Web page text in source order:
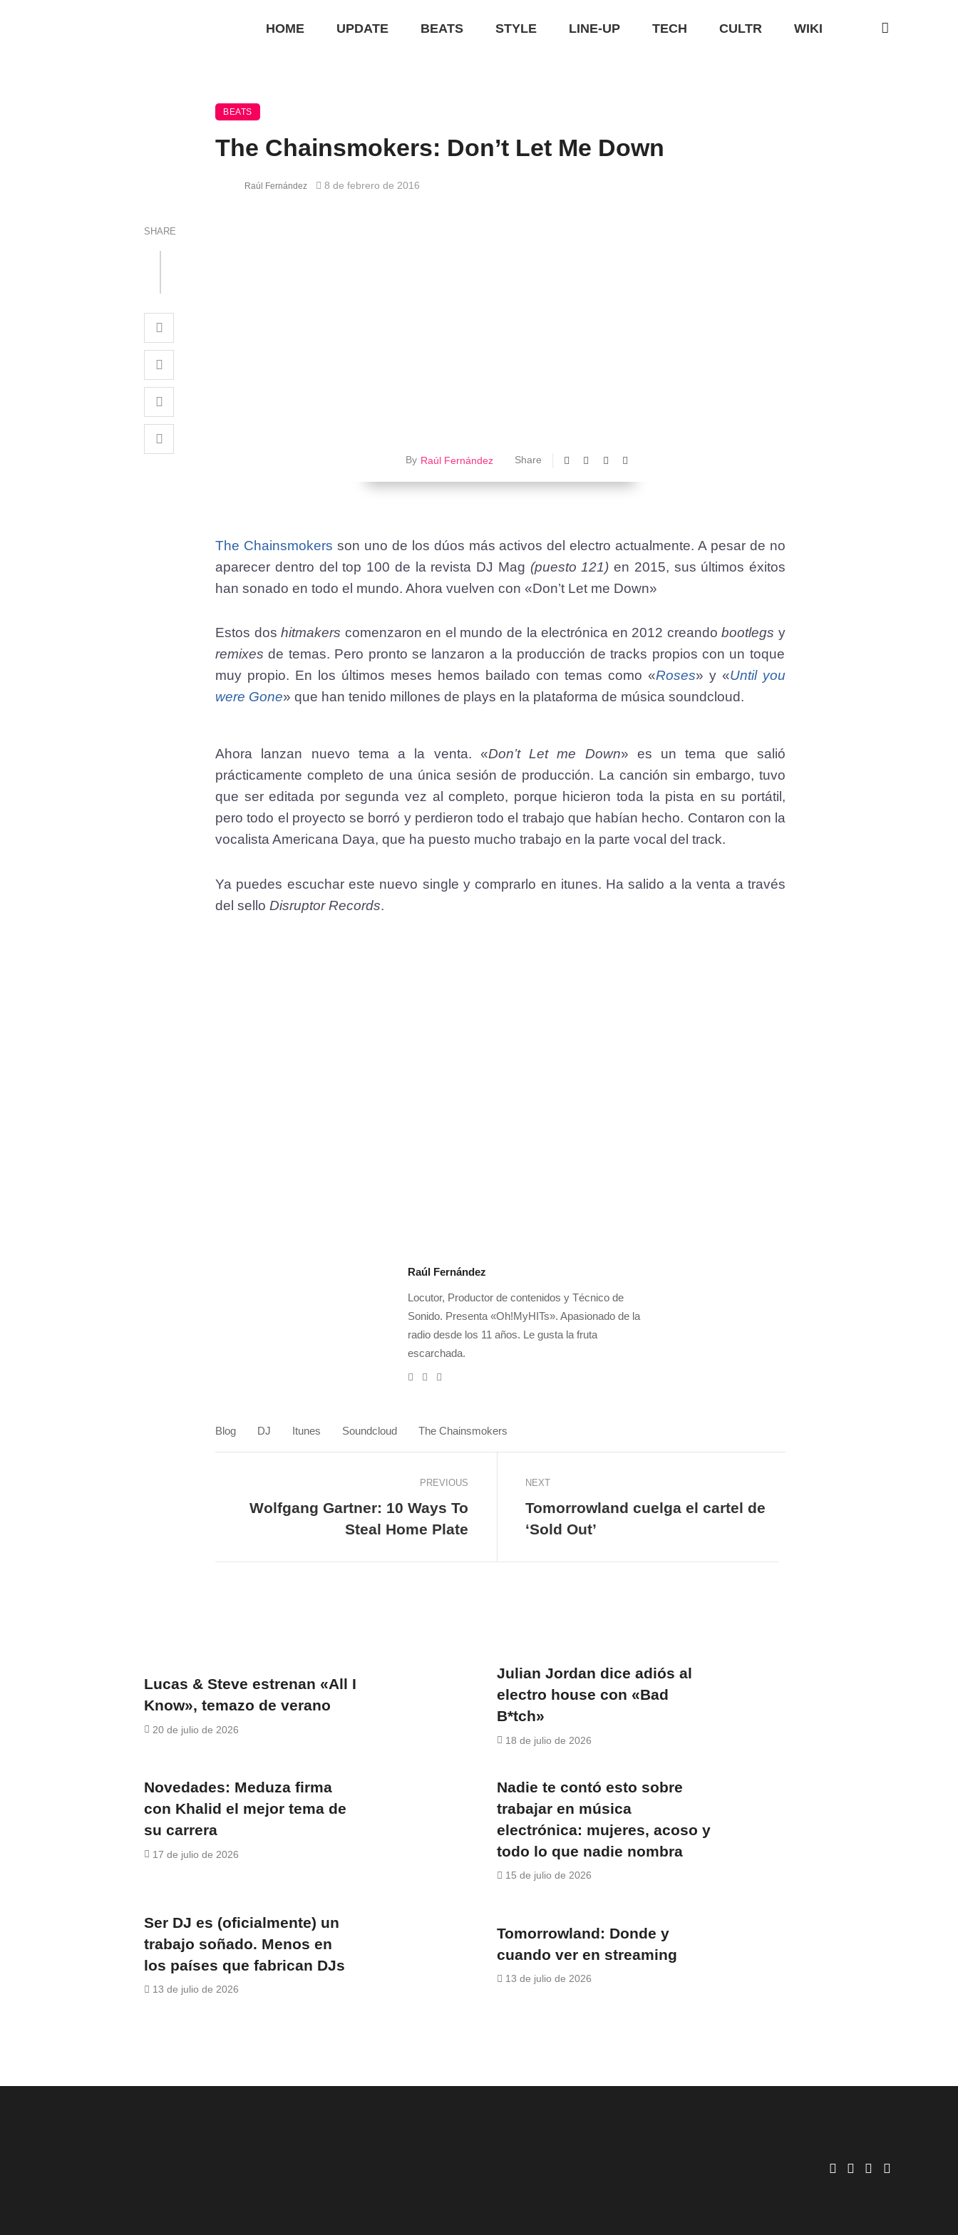
HOME UPDATE BEATS STYLE LINE-UP TECH CULTR WIKI
BEATS
The Chainsmokers: Don’t Let Me Down
Raúl Fernández 8 de febrero de 2016
SHARE
By Raúl Fernández Share
The Chainsmokers son uno de los dúos más activos del electro actualmente. A pesar de no
aparecer dentro del top 100 de la revista DJ Mag (puesto 121) en 2015, sus últimos éxitos
han sonado en todo el mundo. Ahora vuelven con «Don’t Let me Down»
Estos doshitmakers comenzaron en el mundo de la electrónica en 2012 creandobootlegsy
remixes de temas. Pero pronto se lanzaron a la producción de tracks propios con un toque
muy propio. En los últimos meses hemos bailado con temas como «Roses» y «Until you
were Gone» que han tenido millones de plays en la plataforma de música soundcloud.
Ahora lanzan nuevo tema a la venta. «Don’t Let me Down» es un tema que salió
prácticamente completo de una única sesión de producción. La canción sin embargo, tuvo
que ser editada por segunda vez al completo, porque hicieron toda la pista en su portátil,
pero todo el proyecto se borró y perdieron todo el trabajo que habían hecho. Contaron con la
vocalista Americana Daya, que ha puesto mucho trabajo en la parte vocal del track.
Ya puedes escuchar este nuevo single y comprarlo en itunes. Ha salido a la venta a través
del sello Disruptor Records.
Raúl Fernández
Locutor, Productor de contenidos y Técnico de
Sonido. Presenta «Oh!MyHITs». Apasionado de la
radio desde los 11 años. Le gusta la fruta
escarchada.
WebsiteTwitter
Blog DJ Itunes Soundcloud The Chainsmokers
PREVIOUS
Wolfgang Gartner: 10 Ways To
Steal Home Plate
NEXT
Tomorrowland cuelga el cartel de
‘Sold Out’
Lucas & Steve estrenan «All I
Know», temazo de verano
20 de julio de 2026
Julian Jordan dice adiós al
electro house con «Bad
B*tch»
18 de julio de 2026
Novedades: Meduza firma
con Khalid el mejor tema de
su carrera
17 de julio de 2026
Nadie te contó esto sobre
trabajar en música
electrónica: mujeres, acoso y
todo lo que nadie nombra
15 de julio de 2026
Ser DJ es (oficialmente) un
trabajo soñado. Menos en
los países que fabrican DJs
13 de julio de 2026
Tomorrowland: Donde y
cuando ver en streaming
13 de julio de 2026